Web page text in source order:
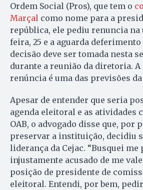
Ordem Social (Pros), que tem o
Marçal como nome para a
república, ele pediu renuncia
feira, 25 e a aguarda
decisão deve ser tomada nesta
durante a reunião da diretoria. A
renúncia é uma das previsões
Apesar de entender que seria
agenda eleitoral e as atividades
OAB, o advogado disse que, por
preservar a instituição, decidiu
liderança da Cejac. “Busquei
injustamente acusado de me
posição de presidente de
eleitoral. Entendi, por bem,